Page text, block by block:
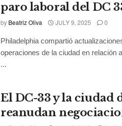
paro laboral del DC
by Beatriz Oliva JULY 9, 2025 0
Philadelphia compartió
operaciones de la ciudad en relación
...
El DC-33 y la ciudad
reanudan